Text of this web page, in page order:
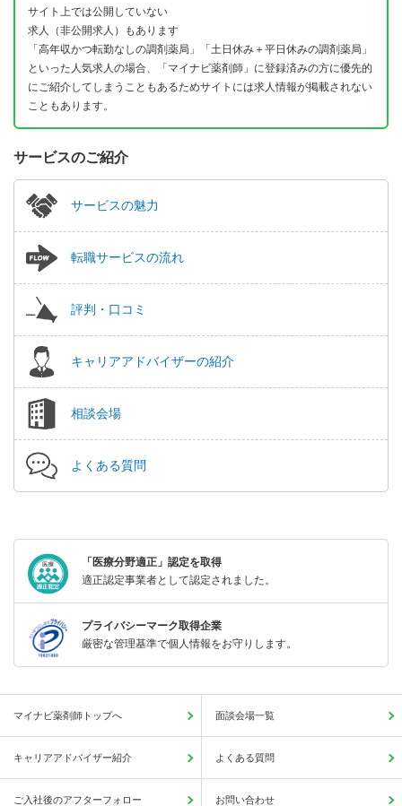
サイト上では公開していない
求人（非公開求人）もあります
「高年収かつ転勤なしの調剤薬局」「土日休み＋平日休みの調剤薬局」
といった人気求人の場合、「マイナビ薬剤師」に登録済みの方に優先的
にご紹介してしまうこともあるためサイトには求人情報が掲載されない
こともあります。
サービスのご紹介
サービスの魅力
転職サービスの流れ
評判・口コミ
キャリアアドバイザーの紹介
相談会場
よくある質問
「医療分野適正」認定を取得
適正認定事業者として認定されました。
プライバシーマーク取得企業
厳密な管理基準で個人情報をお守りします。
マイナビ薬剤師トップへ 面談会場一覧
キャリアアドバイザー紹介 よくある質問
ご入社後のアフターフォロー お問い合わせ